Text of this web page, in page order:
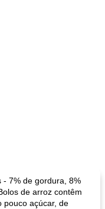
- 7% de gordura, 8%
de arroz contêm
pouco açúcar, de